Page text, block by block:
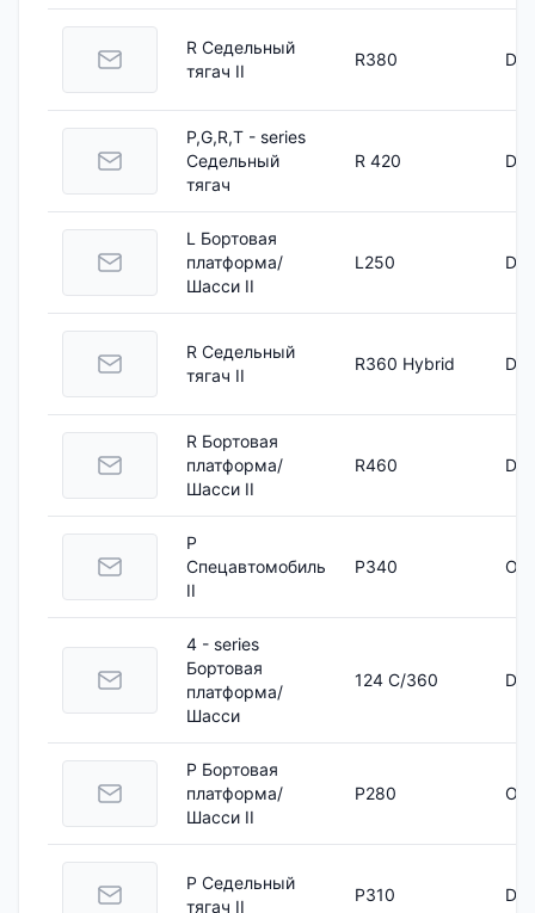
R Седельный
тягач II
R380 DC
P,G,R,T - series
Седельный
тягач
R 420 DC
L Бортовая
платформа/
Шасси II
L250 DC
R Седельный
тягач II
R360 Hybrid DC
R Бортовая
платформа/
Шасси II
R460 DC
P
Спецавтомобиль
II
P340 OC
4 - series
Бортовая
платформа/
Шасси
124 C/360
P Бортовая
платформа/
Шасси II
P280 OC
P Седельный
тягач II
P310 DC